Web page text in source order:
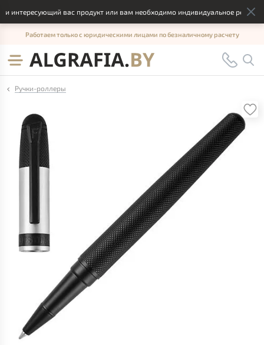
интересующий вас продукт или вам необходимо индивидуальное
Работаем только с юридическими лицами по безналичному расчету
Ручки-роллеры